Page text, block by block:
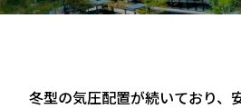
冬型の気圧配置が続いており、